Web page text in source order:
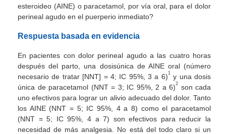
esteroideo (AINE) o paracetamol, por vía oral, para el dolor
perineal agudo en el puerperio inmediato?
Respuesta basada en evidencia
En pacientes con dolor perineal agudo a las cuatro horas
después del parto, una dosisúnica de AINE oral (número
necesario de tratar [NNT] = 4; IC 95%, 3 a 6) 1y una dosis
única de paracetamol (NNT = 3; IC 95%, 2 a 6)2 son cada
uno efectivos para lograr un alivio adecuado del dolor. Tanto
los AINE (NNT = 5; IC 95%, 4 a 8) como el paracetamol
(NNT = 5; IC 95%, 4 a 7) son efectivos para reducir la
necesidad de más analgesia. No está del todo claro si un